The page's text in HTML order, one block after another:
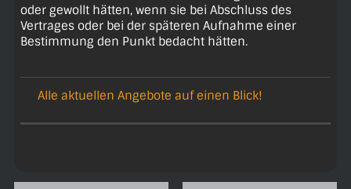
oder gewollt hätten, wenn sie bei Abschluss des
Vertrages oder bei der späteren Aufnahme einer
Bestimmung den Punkt bedacht hätten.
Alle aktuellen Angebote auf einen Blick!